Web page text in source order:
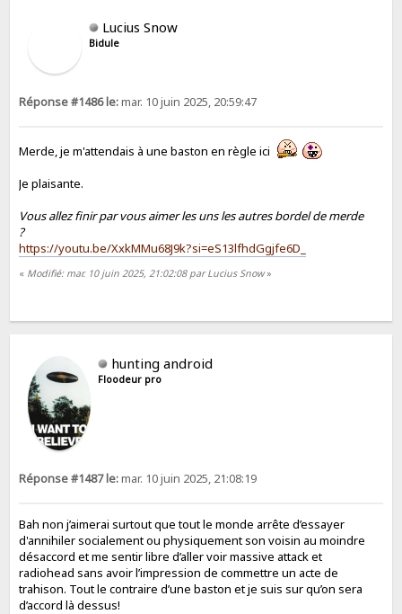
Lucius Snow
Bidule
Réponse #1486 le:mar. 10 juin 2025, 20:59:47
Merde, je m'attendais à une baston en règle ici
Je plaisante.
Vous allez finir par vous aimer les uns les autres bordel de merde
?
https://youtu.be/XxkMMu68J9k?si=eS13lfhdGgjfe6D_
« Modifié: mar. 10 juin 2025, 21:02:08 par Lucius Snow»
hunting android
Floodeur pro
Réponse #1487 le:mar. 10 juin 2025, 21:08:19
Bah non j’aimerai surtout que tout le monde arrête d’essayer
d'annihiler socialement ou physiquement son voisin au moindre
désaccord et me sentir libre d’aller voir massive attack et
radiohead sans avoir l’impression de commettre un acte de
trahison. Tout le contraire d’une baston et je suis sur qu’on sera
d’accord là dessus!